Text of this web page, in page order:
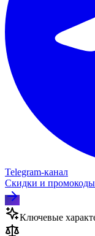
Telegram‑канал
Скидки и
Ключевые